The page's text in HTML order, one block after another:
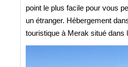
point le plus facile pour vous
un étranger. Hébergement
touristique à Merak situé dans